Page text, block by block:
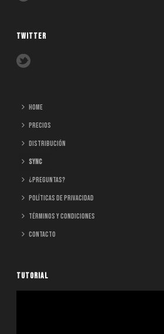
TWITTER
home
Precios
Distribución
Sync
¿Preguntas?
Políticas de Privacidad
Términos y Condiciones
Contacto
TUTORIAL